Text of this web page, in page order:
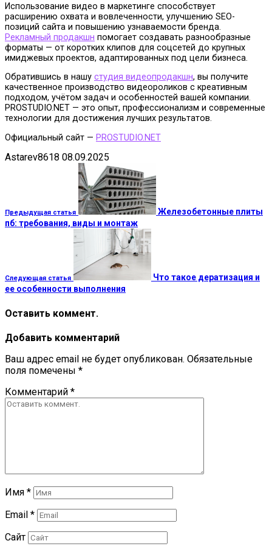
Использование видео в маркетинге способствует
расширению охвата и вовлеченности, улучшению SEO-
позиций сайта и повышению узнаваемости бренда.
Рекламный продакшн помогает создавать разнообразные
форматы — от коротких клипов для соцсетей до крупных
имиджевых проектов, адаптированных под цели бизнеса.
Обратившись в нашу студия видеопродакшн, вы получите
качественное производство видеороликов с креативным
подходом, учётом задач и особенностей вашей компании.
PROSTUDIO.NET — это опыт, профессионализм и современные
технологии для достижения лучших результатов.
Официальный сайт — PROSTUDIO.NET
Astarev8618 08.09.2025
Предыдущая статья
Железобетонные плиты
пб: требования, виды и монтаж
Следующая статья
Что такое дератизация и
ее особенности выполнения
Оставить коммент.
Добавить комментарий
Ваш адрес email не будет опубликован. Обязательные
поля помечены *
Комментарий *
Имя *
Email *
Сайт